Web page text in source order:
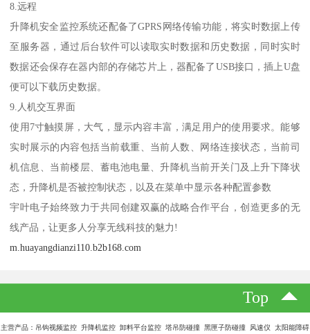
8.远程
升降机安全监控系统还配备了GPRS网络传输功能，将实时数据上传
至服务器，通过后台软件可以读取实时数据和历史数据，同时实时
数据还会保存在器内部的存储芯片上，器配备了USB接口，插上U盘
便可以下载历史数据。
9.人机交互界面
使用7寸触摸屏，大气，显示内容丰富，满足用户的使用要求。能够
实时展示的内容包括当前载重、当前人数、网络连接状态，当前司
机信息、当前楼层、蓄电池电量、升降机当前开关门及上升下降状
态，升降机是否被控制状态，以及在菜单中显示各种配置参数
宇叶电子始终致力于共同创建双赢的战略合作平台，创造更多的无
线产品，让更多人分享无线科技的魅力!
m.huayangdianzi110.b2b168.com
Top
主营产品：吊钩视频监控 升降机监控 卸料平台监控 塔吊防碰撞 黑匣子防碰撞 风速仪 太阳能障碍